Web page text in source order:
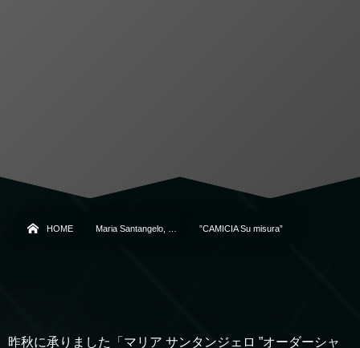
HOME Maria Santangelo, … ”CAMICIA Su misura”
昨秋に承りました「マリア サンタンジェロ ”オーダーシャ